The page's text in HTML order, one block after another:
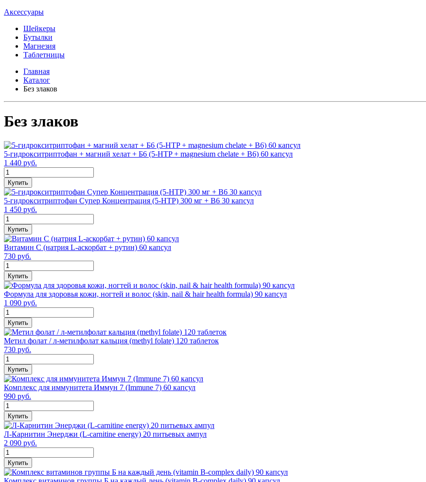
Аксессуары
Шейкеры
Бутылки
Магнезия
Таблетницы
Главная
Каталог
Без злаков
Без злаков
5-гидрокситриптофан + магний хелат + Б6 (5-HTP + magnesium chelate + B6) 60 капсул
1 440 руб.
Купить
5-гидрокситриптофан Супер Концентрация (5-HTP) 300 мг + В6 30 капсул
1 450 руб.
Купить
Витамин С (натрия L-аскорбат + рутин) 60 капсул
730 руб.
Купить
Формула для здоровья кожи, ногтей и волос (skin, nail & hair health formula) 90 капсул
1 090 руб.
Купить
Метил фолат / л-метилфолат кальция (methyl folate) 120 таблеток
730 руб.
Купить
Комплекс для иммунитета Иммун 7 (Immune 7) 60 капсул
990 руб.
Купить
Л-Карнитин Энерджи (L-carnitine energy) 20 питьевых ампул
2 090 руб.
Купить